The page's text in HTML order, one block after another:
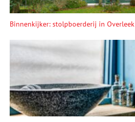
Binnenkijker: stolpboerderij in Overleek